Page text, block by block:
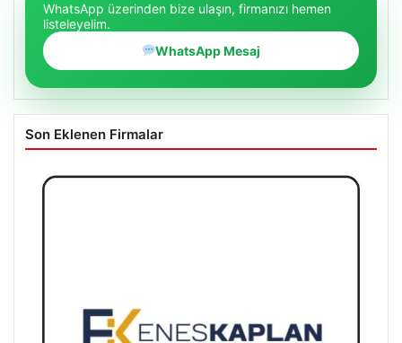
WhatsApp üzerinden bize ulaşın, firmanızı hemen
listeleyelim.
WhatsApp Mesaj
Son Eklenen Firmalar